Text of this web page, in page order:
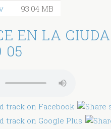
93.04 MB
EN LA
05